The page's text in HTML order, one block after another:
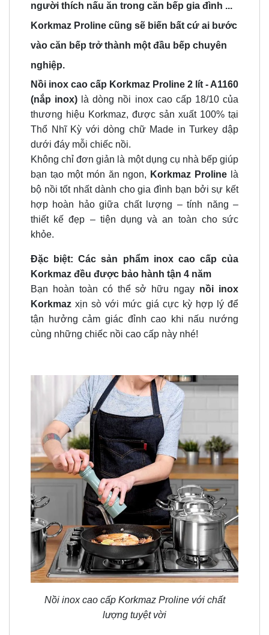
người thích nấu ăn trong căn bếp gia đình ...
Korkmaz Proline cũng sẽ biến bất cứ ai bước
vào căn bếp trở thành một đầu bếp chuyên
nghiệp.
Nồi inox cao cấp Korkmaz Proline 2 lít - A1160
(nắp inox) là dòng nồi inox cao cấp 18/10 của
thương hiệu Korkmaz, được sản xuất 100% tại
Thổ Nhĩ Kỳ với dòng chữ Made in Turkey dập
dưới đáy mỗi chiếc nồi.
Không chỉ đơn giản là một dụng cụ nhà bếp giúp
bạn tạo một món ăn ngon, Korkmaz Proline là
bộ nồi tốt nhất dành cho gia đình bạn bởi sự kết
hợp hoàn hảo giữa chất lượng – tính năng –
thiết kế đẹp – tiện dụng và an toàn cho sức
khỏe.
Đặc biệt: Các sản phẩm inox cao cấp của
Korkmaz đều được bảo hành tận 4 năm
Bạn hoàn toàn có thể sở hữu ngay nồi inox
Korkmazxịn sò với mức giá cực kỳ hợp lý để
tận hưởng cảm giác đỉnh cao khi nấu nướng
cùng những chiếc nồi cao cấp này nhé!
Nồi inox cao cấp Korkmaz Proline với chất
lượng tuyệt vời